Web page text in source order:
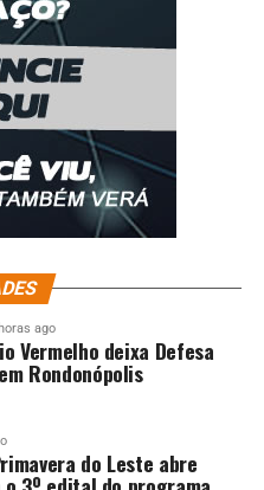
ago
Vermelho deixa Defesa
Rondonópolis
do Leste abre